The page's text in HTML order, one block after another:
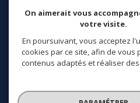
© 2026 | TOUS DROITS RÉSERVÉS |
PLAN DU SITE
On aimerait vous
votre visite.
En poursuivant, vous acceptez
cookies par ce site, afin de vous
contenus adaptés et réaliser